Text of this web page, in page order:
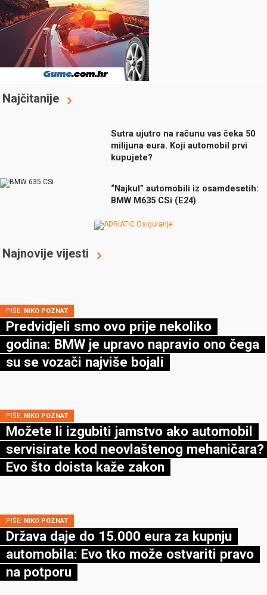
Najčitanije
Sutra ujutro na računu vas čeka 50
milijuna eura. Koji automobil prvi
kupujete?
“Najkul” automobili iz osamdesetih:
BMW M635 CSi (E24)
Najnovije vijesti
PIŠE: NIKO POZNAT
Predvidjeli smo ovo prije nekoliko
godina: BMW je upravo napravio ono čega
su se vozači najviše bojali
PIŠE: NIKO POZNAT
Možete li izgubiti jamstvo ako automobil
servisirate kod neovlaštenog mehaničara?
Evo što doista kaže zakon
PIŠE: NIKO POZNAT
Država daje do 15.000 eura za kupnju
automobila: Evo tko može ostvariti pravo
na potporu